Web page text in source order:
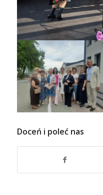
Doceń i poleć nas